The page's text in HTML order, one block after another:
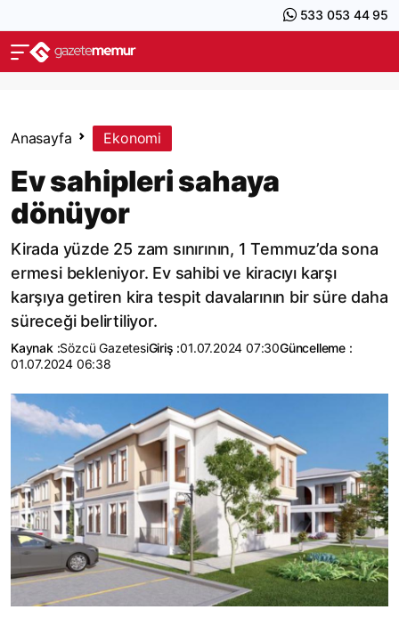
533 053 44 95
Anasayfa Ekonomi
Ev sahipleri sahaya
dönüyor
Kirada yüzde 25 zam sınırının, 1 Temmuz’da sona
ermesi bekleniyor. Ev sahibi ve kiracıyı karşı
karşıya getiren kira tespit davalarının bir süre daha
süreceği belirtiliyor.
Kaynak :Sözcü GazetesiGiriş :01.07.2024 07:30Güncelleme :
01.07.2024 06:38